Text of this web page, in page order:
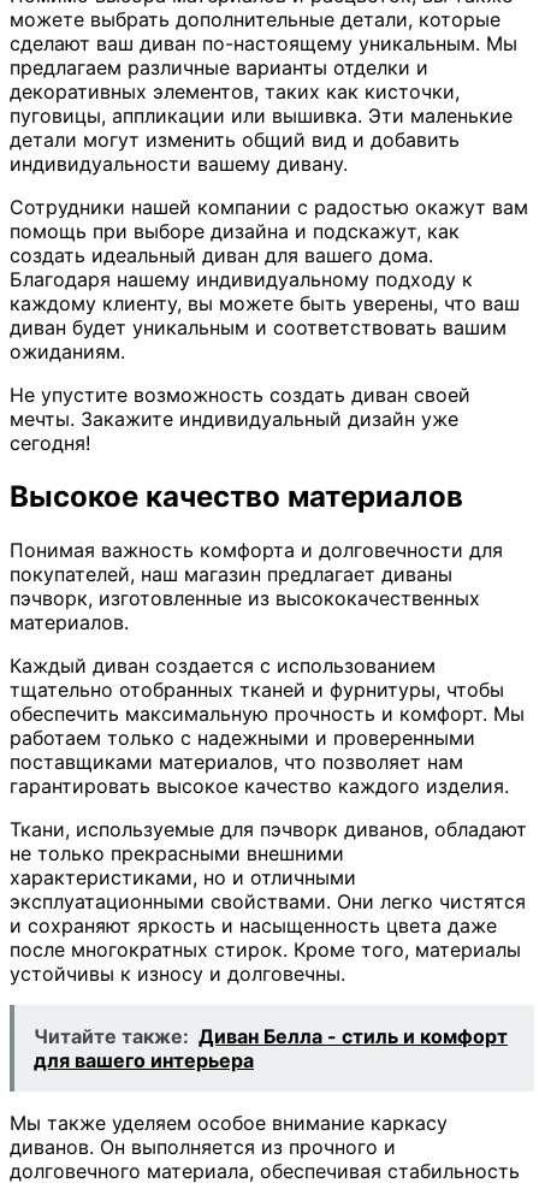
можете выбрать дополнительные детали, которые
сделают ваш диван по-настоящему уникальным. Мы
предлагаем различные варианты отделки и
декоративных элементов, таких как кисточки,
пуговицы, аппликации или вышивка. Эти маленькие
детали могут изменить общий вид и добавить
индивидуальности вашему дивану.
Сотрудники нашей компании с радостью окажут вам
помощь при выборе дизайна и подскажут, как
создать идеальный диван для вашего дома.
Благодаря нашему индивидуальному подходу к
каждому клиенту, вы можете быть уверены, что ваш
диван будет уникальным и соответствовать вашим
ожиданиям.
Не упустите возможность создать диван своей
мечты. Закажите индивидуальный дизайн уже
сегодня!
Высокое качество материалов
Понимая важность комфорта и долговечности для
покупателей, наш магазин предлагает диваны
пэчворк, изготовленные из высококачественных
материалов.
Каждый диван создается с использованием
тщательно отобранных тканей и фурнитуры, чтобы
обеспечить максимальную прочность и комфорт. Мы
работаем только с надежными и проверенными
поставщиками материалов, что позволяет нам
гарантировать высокое качество каждого изделия.
Ткани, используемые для пэчворк диванов, обладают
не только прекрасными внешними
характеристиками, но и отличными
эксплуатационными свойствами. Они легко чистятся
и сохраняют яркость и насыщенность цвета даже
после многократных стирок. Кроме того, материалы
устойчивы к износу и долговечны.
Читайте также: Диван Белла - стиль и комфорт
для вашего интерьера
Мы также уделяем особое внимание каркасу
диванов. Он выполняется из прочного и
долговечного материала, обеспечивая стабильность